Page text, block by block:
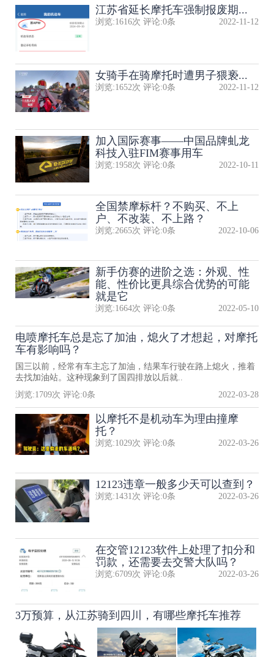
江苏省延长摩托车强制报废期...
浏览:1616次 评论:0条 2022-11-12
女骑手在骑摩托时遭男子猥亵...
浏览:1652次 评论:0条 2022-11-12
加入国际赛事——中国品牌虬龙
科技入驻FIM赛事用车
浏览:1958次 评论:0条 2022-10-11
全国禁摩标杆？不购买、不上
户、不改装、不上路？
浏览:2665次 评论:0条 2022-10-06
新手仿赛的进阶之选：外观、性
能、性价比更具综合优势的可能
就是它
浏览:1664次 评论:0条 2022-05-10
电喷摩托车总是忘了加油，熄火了才想起，对摩托
车有影响吗？
国三以前，经常有车主忘了加油，结果车行驶在路上熄火，推着
去找加油站。这种现象到了国四排放以后就..
浏览:1709次 评论:0条 2022-03-28
以摩托不是机动车为理由撞摩
托？
浏览:1029次 评论:0条 2022-03-26
12123违章一般多少天可以查到？
浏览:1431 次 评论:0条 2022-03-26
在交管12123软件上处理了扣分和
罚款，还需要去交警大队吗？
浏览:6709次 评论:0条 2022-03-26
3万预算，从江苏骑到四川，有哪些摩托车推荐